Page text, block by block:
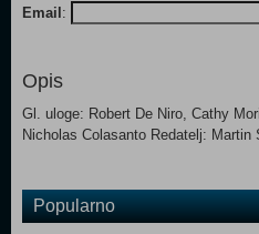
Email :
Opis
Gl. uloge: Robert De Niro, Cathy
Nicholas Colasanto Redatelj: Martin
Popularno